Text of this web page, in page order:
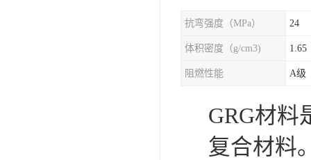
抗弯强度（MPa） 24
体积密度（g/cm3) 1.65
阻燃性能 A级
GRG材料
复合材料